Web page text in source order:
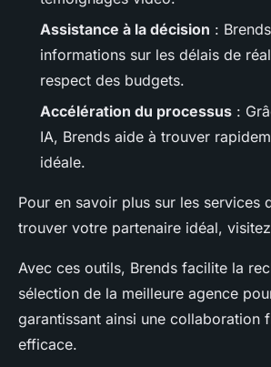
Assistance à la décision :
informations sur les délais de
respect des budgets.
Accélération du processus :
IA, Brends aide à trouver
idéale.
Pour en savoir plus sur les services
trouver votre partenaire idéal, visitez
Avec ces outils, Brends facilite la
sélection de la meilleure agence
garantissant ainsi une collaboration
efficace.